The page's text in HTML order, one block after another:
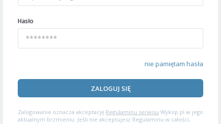
Hasło
nie pamiętam hasła
ZALOGUJ SIĘ
Zalogowanie oznacza akceptację Regulaminu serwisu Wykop.pl w jego
aktualnym brzmieniu. Jeśli nie akceptujesz Regulaminu w całości,